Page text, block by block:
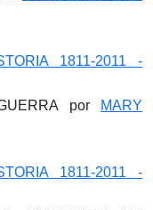
1811-2011 -
por
MARY
1811-2011 -